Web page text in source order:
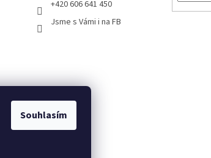
Souhlasím
+420 606 641 450
Jsme s Vámi i na FB